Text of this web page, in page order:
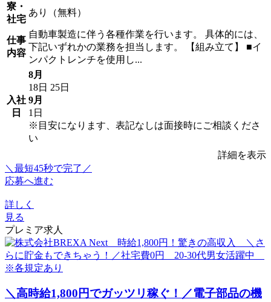
寮・
社宅
あり（無料）
仕事
内容
自動車製造に伴う各種作業を行います。 具体的には、
下記いずれかの業務を担当します。 【組み立て】 ■イ
ンパクトレンチを使用し...
入社
日
8月
18日 25日
9月
1日
※目安になります、表記なしは面接時にご相談くださ
い
詳細を表示
＼最短45秒で完了／
応募へ進む
詳しく
見る
プレミア求人
＼高時給1,800円でガッツリ稼ぐ！／電子部品の機